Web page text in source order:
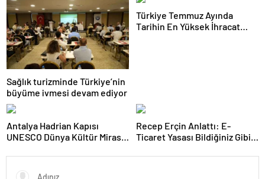
Sağlık turizminde Türkiye’nin
büyüme ivmesi devam ediyor
Türkiye Temmuz Ayında
Tarihin En Yüksek İhracat
Antalya Hadrian Kapısı
UNESCO Dünya Kültür Mirası
Recep Erçin Anlattı: E-
Ticaret Yasası Bildiğiniz Gibi